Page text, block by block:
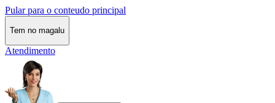
Pular para o conteudo principal
Tem no magalu
Atendimento